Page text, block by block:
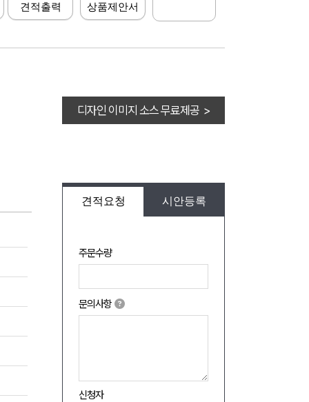
견적출력 상품제안서
디자인 이미지 소스 무료제공 >
견적요청 시안등록
주문수량
문의사항
신청자